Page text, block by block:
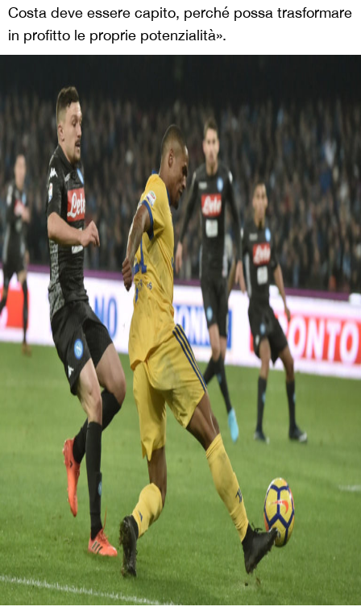
Costa deve essere capito, perché possa trasformare
in profitto le proprie potenzialità».